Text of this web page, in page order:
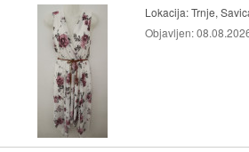
Lokacija:Trnje,
Objavljen: